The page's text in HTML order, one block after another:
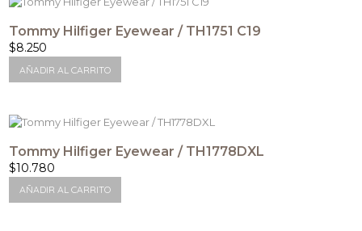
Tommy Hilfiger Eyewear / TH1751 C19
$8.250
AÑADIR AL CARRITO
Tommy Hilfiger Eyewear / TH1778DXL
$10.780
AÑADIR AL CARRITO